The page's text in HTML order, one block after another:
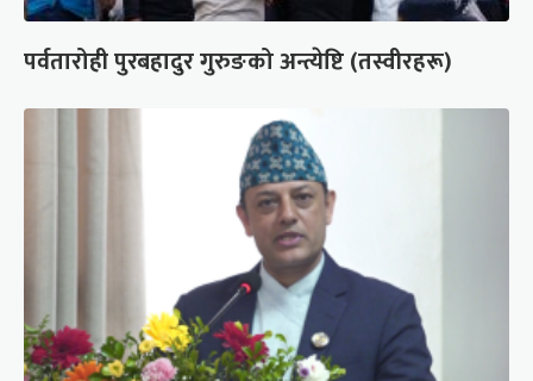
पर्वतारोही पुरबहादुर गुरुङको अन्त्येष्टि (तस्वीरहरू)